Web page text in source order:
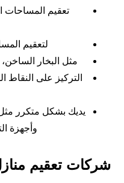
تعقيم المساحات
لتعقيم
مثل البخار
التركيز على النقاط
يديك بشكل متكرر مثل
وأجهزة
شركات تعقيم